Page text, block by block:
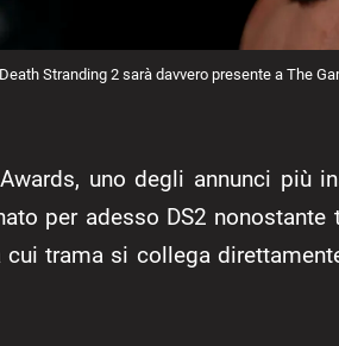
Death Stranding 2 sarà davvero presente a The
uno degli annunci più
per adesso DS2
cui trama si collega